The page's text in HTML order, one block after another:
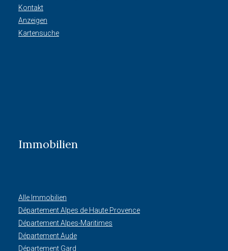
Kontakt
Anzeigen
Kartensuche
Immobilien
Alle Immobilien
Département Alpes de Haute Provence
Département Alpes-Maritimes
Département Aude
Département Gard